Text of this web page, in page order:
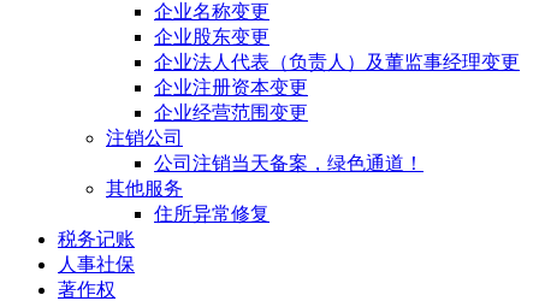
企业名称变更
企业股东变更
企业法人代表（负责人）及董监事经理变更
企业注册资本变更
企业经营范围变更
注销公司
公司注销当天备案，绿色通道！
其他服务
住所异常修复
税务记账
人事社保
著作权